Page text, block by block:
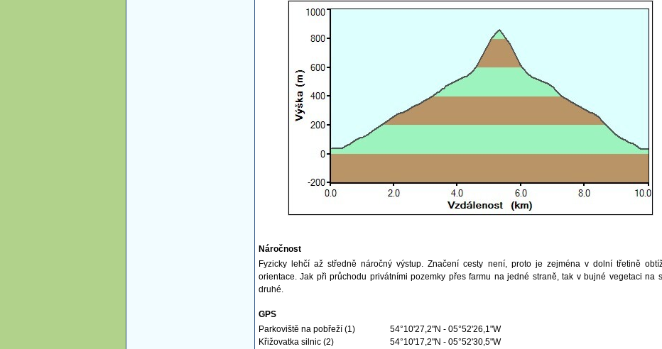
Náročnost
Fyzicky lehčí až středně náročný výstup. Značení cesty není, proto je zejména v dolní třetině
orientace. Jak při průchodu privátními pozemky přes farmu na jedné straně, tak v bujné vegetaci na
druhé.
GPS
Parkoviště na pobřeží (1)
54°10'27,2"N - 05°52'26,1"W
Křižovatka silnic (2)
54°10'17,2"N - 05°52'30,5"W